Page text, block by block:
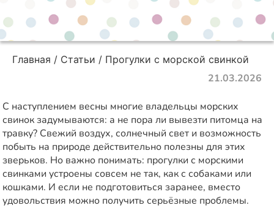
Главная Статьи Прогулки с морской свинкой
21.03.2026
С наступлением весны многие владельцы морских
свинок задумываются: а не пора ли вывезти питомца на
травку? Свежий воздух, солнечный свет и возможность
побыть на природе действительно полезны для этих
зверьков. Но важно понимать: прогулки с морскими
свинками устроены совсем не так, как с собаками или
кошками. И если не подготовиться заранее, вместо
удовольствия можно получить серьёзные проблемы.